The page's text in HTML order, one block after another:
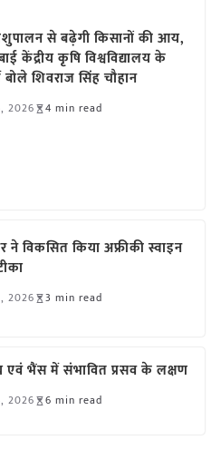
से बढ़ेगी किसानों की आय,
केंद्रीय कृषि विश्वविद्यालय के
बोले शिवराज सिंह चौहान
2026 4 min read
विकसित किया अफ्रीकी स्वाइन
2026 3 min read
एवं भैंस में संभावित प्रसव के लक्षण
2026 6 min read